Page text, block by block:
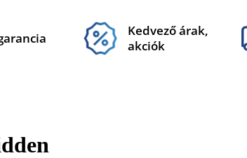
Kedvező árak,
akciók